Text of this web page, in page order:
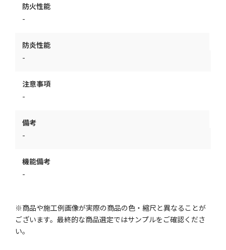
防火性能
-
防炎性能
-
注意事項
-
備考
-
機能備考
-
※商品や施工例画像が実際の商品の色・縮尺と異なることが
ございます。最終的な商品選定ではサンプルをご確認くださ
い。